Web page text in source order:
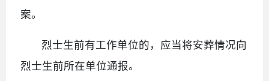
案。
烈士生前有工作单位的，应当将安葬情况向
烈士生前所在单位通报。